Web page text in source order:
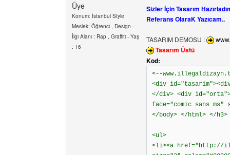
Üye
Konum: İstanbul Style
Meslek: Öğrenci , Design -
İlgi Alanı : Rap , Graffiti - Yaş
: 16
Sizler İçin Tasarım
Referans OlaraK Yazıcam..
TASARIM DEMOSU :
Tasarım Üstü
Kod:
<--
<div id="tasarim"><div
</div> <div
face="comic sans ms"
</body> </html> </h3>
<ul>
<li><a href="http://